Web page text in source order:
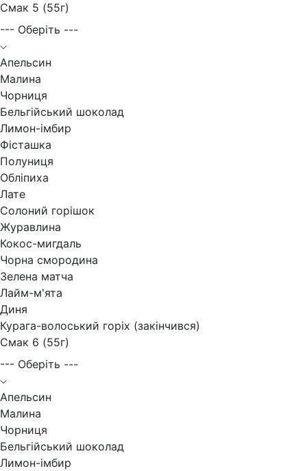
Смак 5 (55г)
--- Оберіть ---
Апельсин
Малина
Чорниця
Бельгійський шоколад
Лимон-імбир
Фісташка
Полуниця
Обліпиха
Лате
Солоний горішок
Журавлина
Кокос-мигдаль
Чорна смородина
Зелена матча
Лайм-м'ята
Диня
Курага-волоський горіх (закінчився)
Смак 6 (55г)
--- Оберіть ---
Апельсин
Малина
Чорниця
Бельгійський шоколад
Лимон-імбир